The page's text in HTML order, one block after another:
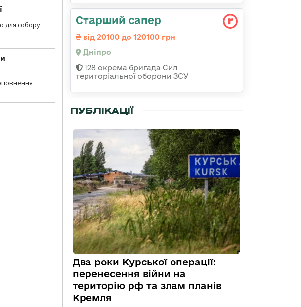
для собору
Старший сапер
від 20100 до 120100 грн
Дніпро
128 окрема бригада Сил
територіальної оборони ЗСУ
ПУБЛІКАЦІЇ
Два роки Курської операції:
перенесення війни на
територію рф та злам планів
Кремля